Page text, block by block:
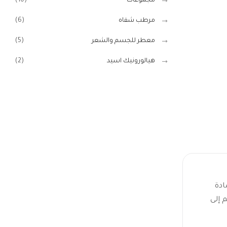
إلى
مرطب شفاه (6)
معطر للجسم والشعر (5)
هيالورونيك اسيد (2)